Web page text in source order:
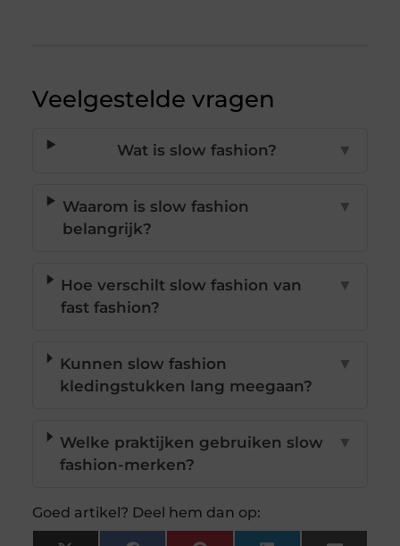
Veelgestelde vragen
Wat is slow fashion? ▼
Waarom is slow fashion
belangrijk?
▼
Hoe verschilt slow fashion van
fast fashion?
▼
Kunnen slow fashion
kledingstukken lang meegaan?
▼
Welke praktijken gebruiken slow
fashion-merken?
▼
Goed artikel? Deel hem dan op: